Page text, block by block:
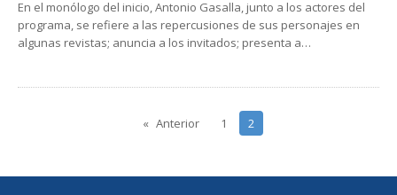
En el monólogo del inicio, Antonio Gasalla, junto a los actores del
programa, se refiere a las repercusiones de sus personajes en
algunas revistas; anuncia a los invitados; presenta a…
Anterior 1 2